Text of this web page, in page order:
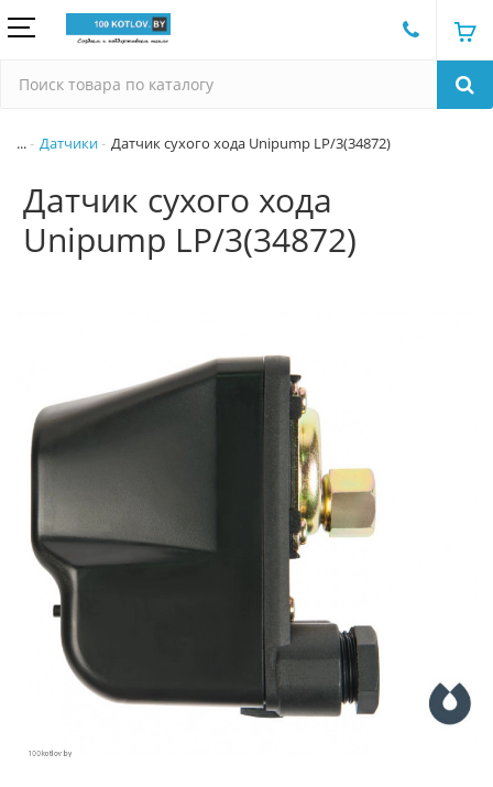
... Датчики Датчик сухого хода Unipump LP/3(34872)
Датчик сухого хода
Unipump LP/3(34872)